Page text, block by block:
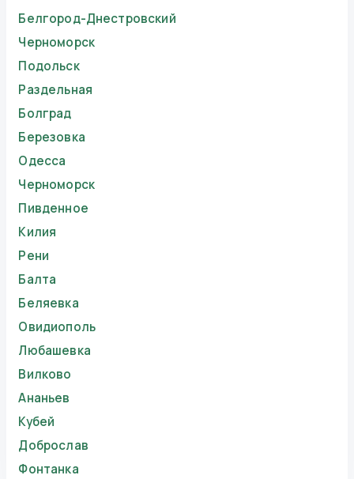
Белгород-Днестровский
Черноморск
Подольск
Раздельная
Болград
Березовка
Одесса
Черноморск
Пивденное
Килия
Рени
Балта
Беляевка
Овидиополь
Любашевка
Вилково
Ананьев
Кубей
Доброслав
Фонтанка